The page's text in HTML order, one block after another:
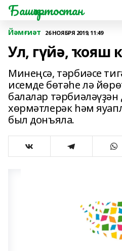
Башҡортостан
Йәмғиәт 26 НОЯБРЯ 2019, 11:49
Ул, гүйә, ҡояш
Минеңсә, тәрбиәсе
исемде бөтәһе лә
балалар
хөрмәтлерәк һәм
был донъяла.